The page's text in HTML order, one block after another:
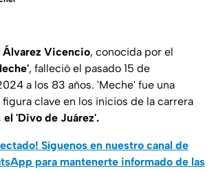
Álvarez Vicencio, conocida por el
, falleció el pasado 15 de
a los 83 años. 'Meche' fue una
clave en los inicios de la carrera
el 'Divo de Juárez'.
Síguenos en nuestro canal de
para mantenerte informado de las